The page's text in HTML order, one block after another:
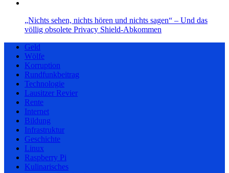
„Nichts sehen, nichts hören und nichts sagen“ – Und das
völlig obsolete Privacy Shield-Abkommen
Geld
Wölfe
Korruption
Rundfunkbeitrag
Technologie
Lausitzer Revier
Rente
Internet
Bildung
Infrastruktur
Geschichte
Linux
Raspberry Pi
Kulinarisches